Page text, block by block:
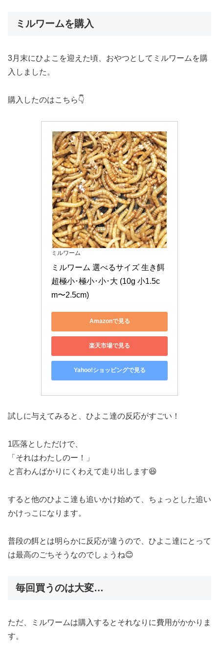
ミルワームを購入
3月末にひよこを迎えた頃、おやつとしてミルワームを購
入しました。
購入したのはこちら👇
ミルワーム
ミルワーム 選べるサイズ 生き餌
超極小･極小･小･大 (10g 小1.5c
m〜2.5cm)
Amazonで見る
楽天市場で見る
Yahoo!ショッピングで見る
試しに与えてみると、ひよこ達の反応がすごい！
1匹落としただけで、
「それはわたしのー！」
と言わんばかりにくわえて走り出します😆
すると他のひよこ達も追いかけ始めて、ちょっとした追い
かけっこになります。
普段の餌とは明らかに反応が違うので、ひよこ達にとって
は最高のごちそうなのでしょうね😊
毎回買うのは大変…
ただ、ミルワームは購入するとそれなりに費用がかかりま
す。